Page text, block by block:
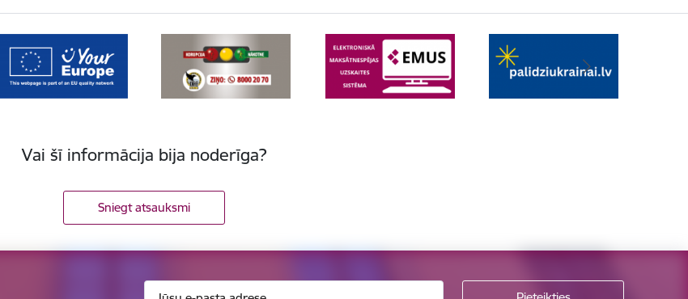
Vai šī informācija bija noderīga?
Sniegt atsauksmi